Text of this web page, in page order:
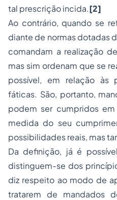
tal prescrição incida.[2]
Ao contrário, quando se
diante de normas dotadas
comandam a realização
mas sim ordenam que se
possível, em relação às
fáticas. São, portanto,
podem ser cumpridos
medida do seu
possibilidades reais, mas
Da definição, já é
distinguem-se dos
diz respeito ao modo de
tratarem de mandados